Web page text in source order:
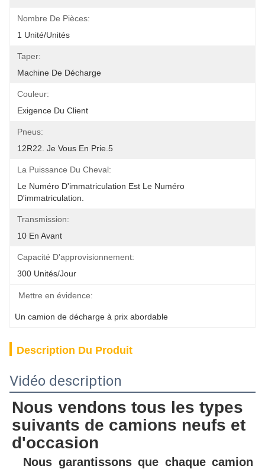
Nombre De Pièces:
1 Unité/unités
Taper:
Machine De Décharge
Couleur:
Exigence Du Client
Pneus:
12R22. Je Vous En Prie.5
La Puissance Du Cheval:
Le Numéro D'immatriculation Est Le Numéro
D'immatriculation.
Transmission:
10 En Avant
Capacité D'approvisionnement:
300 Unités/jour
Mettre en évidence:
Un camion de décharge à prix abordable
Description Du Produit
Vidéo description
Nous vendons tous les types
suivants de camions neufs et
d'occasion
Nous garantissons que chaque camion